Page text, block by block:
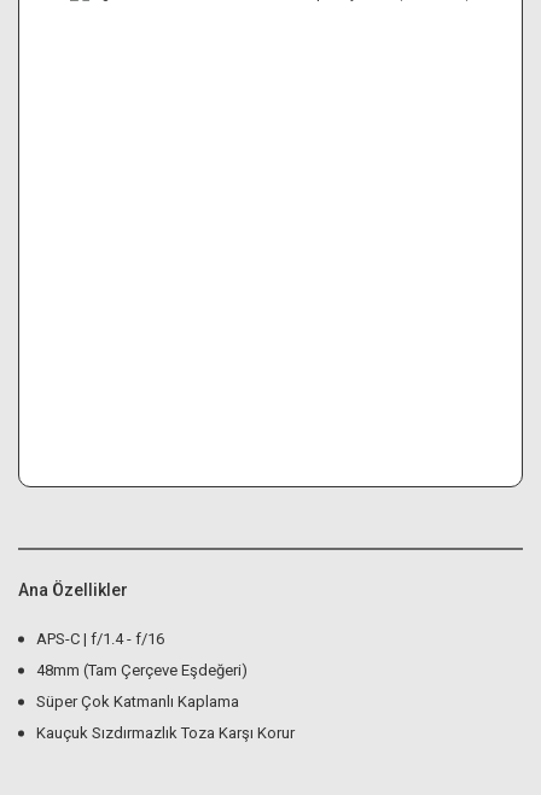
Ana Özellikler
APS-C | f/1.4 - f/16
48mm (Tam Çerçeve Eşdeğeri)
Süper Çok Katmanlı Kaplama
Kauçuk Sızdırmazlık Toza Karşı Korur